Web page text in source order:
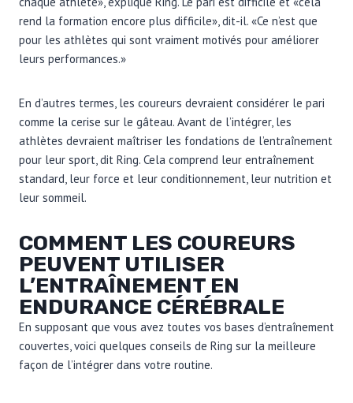
rend la formation encore plus difficile», dit-il. «Ce n’est que
pour les athlètes qui sont vraiment motivés pour améliorer
leurs performances.»
En d’autres termes, les coureurs devraient considérer le pari
comme la cerise sur le gâteau. Avant de l’intégrer, les
athlètes devraient maîtriser les fondations de l’entraînement
pour leur sport, dit Ring. Cela comprend leur entraînement
standard, leur force et leur conditionnement, leur nutrition et
leur sommeil.
COMMENT LES COUREURS
PEUVENT UTILISER
L’ENTRAÎNEMENT EN
ENDURANCE CÉRÉBRALE
En supposant que vous avez toutes vos bases d’entraînement
couvertes, voici quelques conseils de Ring sur la meilleure
façon de l’intégrer dans votre routine.